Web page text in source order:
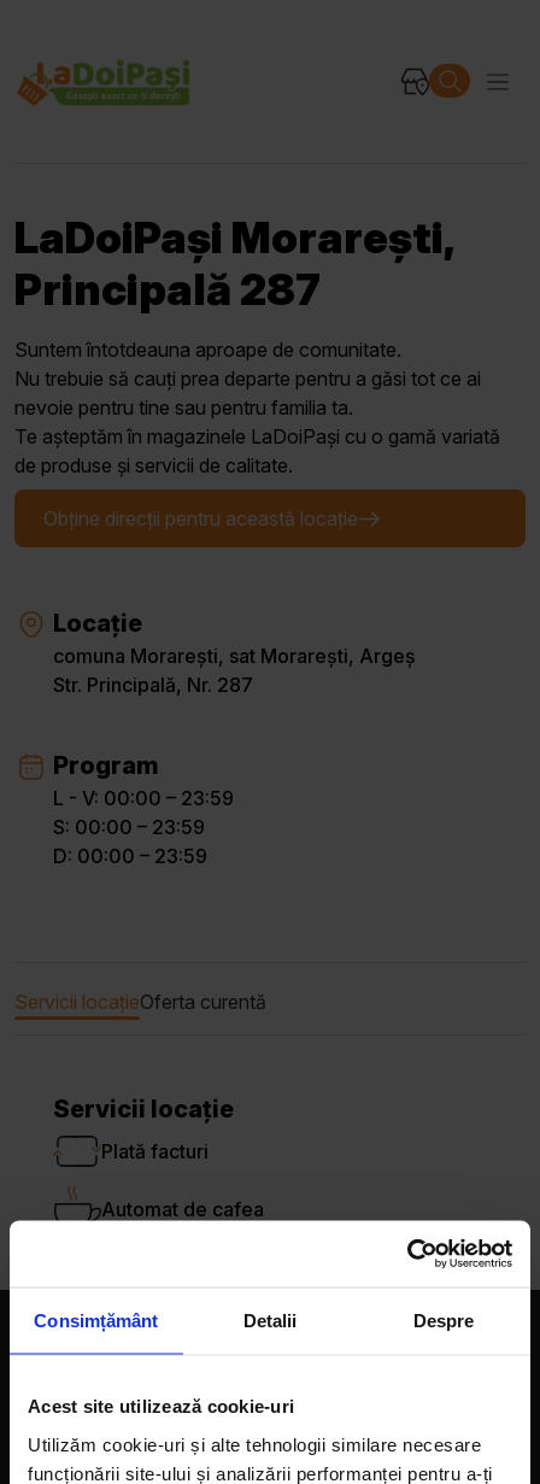
Consimțământ Detalii Despre
Acest site utilizează cookie-uri
Utilizăm cookie-uri și alte tehnologii similare necesare
funcționării site-ului și analizării performanței pentru a-ți
LaDoiPași Morarești,
Principală 287
Suntem întotdeauna aproape de comunitate.
Nu trebuie să cauți prea departe pentru a găsi tot ce ai
nevoie pentru tine sau pentru familia ta.
Te așteptăm în magazinele LaDoiPași cu o gamă variată
de produse și servicii de calitate.
Obține direcții pentru această locație
Locație
comuna Morarești, sat Morarești, Argeș
Str. Principală, Nr. 287
Program
L - V: 00:00 – 23:59
S: 00:00 – 23:59
D: 00:00 – 23:59
Servicii locațieOferta curentă
Servicii locație
Plată facturi
Automat de cafea
Magazine
Despre noi